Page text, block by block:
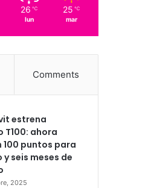
26 ℃
lun
25 ℃
mar
Comments
estrena
T100: ahora
100 puntos para
seis meses de
2025